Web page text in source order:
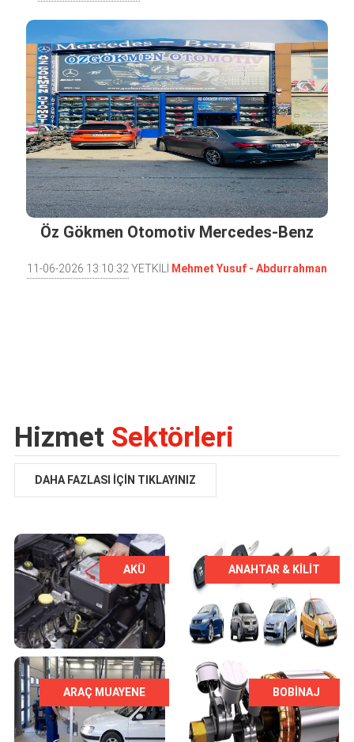
Öz Gökmen Otomotiv Mercedes-Benz
Yedek Parça
11-06-2026 13:10:32YETKİLİ Mehmet Yusuf - Abdurrahman
Hizmet Sektörleri
DAHA FAZLASI İÇIN TIKLAYINIZ
AKÜ ANAHTAR & KILIT
ARAÇ MUAYENE BOBİNAJ